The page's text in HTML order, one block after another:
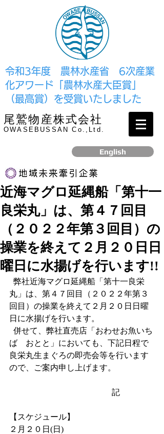
​令和3年度 農林水産省 6次産業
化アワード「農林水産大臣賞」
（最高賞）を受賞いたしました
尾鷲物産株式会社
OWASEBUSSAN Co.,Ltd.
English
リンク
​2017年12月、経済産業省より認定されました
近海マグロ延縄船「第十一
良栄丸」は、第４７回目
（２０２２年第３回目）の
操業を終えて２月２０日日
曜日に水揚げを行います!!
丸」は、第４７回目（２０２２年第３
回目）の操業を終えて２月２０日日曜
日に水揚げを行います。
ば　おとと」においても、下記日程で
良栄丸生まぐろの即売会等を行います
ので、ご案内申し上げます。
                                              　記
【スケジュール】
２月２０日(日)